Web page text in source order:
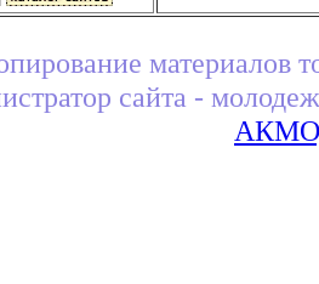
материалов
сайта -